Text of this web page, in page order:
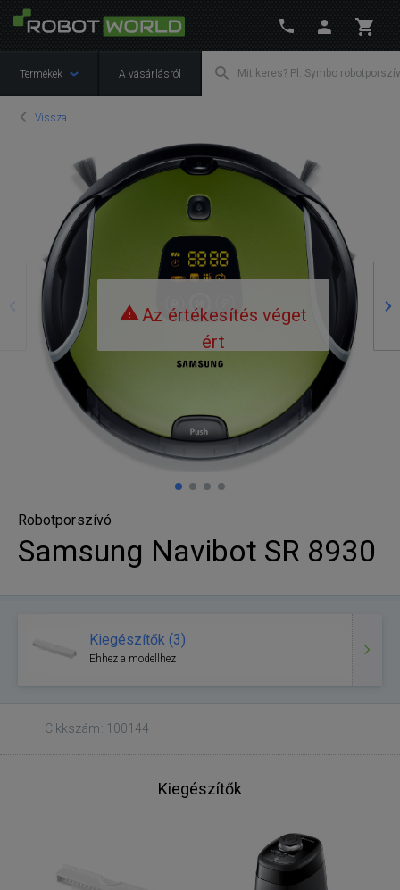
Termékek A vásárlásról
Vissza
Az értékesítés véget
ért
Robotporszívó
Samsung Navibot SR 8930
Kiegészítők (3)
Ehhez a modellhez
Cikkszám: 100144
Kiegészítők